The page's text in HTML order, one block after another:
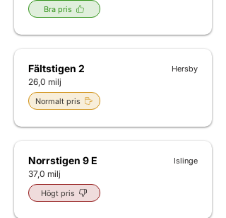
Bra pris
Fältstigen 2
26,0 milj
Normalt pris
Hersby
Norrstigen 9 E
37,0 milj
Högt pris
Islinge